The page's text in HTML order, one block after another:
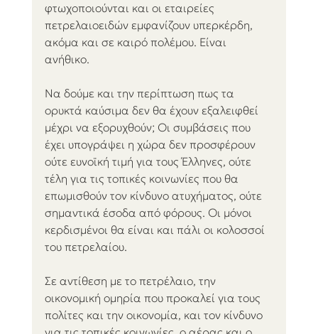
φτωχοποιούνται και οι εταιρείες
πετρελαιοειδών εμφανίζουν υπερκέρδη,
ακόμα και σε καιρό πολέμου. Είναι
ανήθικο.
Να δούμε και την περίπτωση πως τα
ορυκτά καύσιμα δεν θα έχουν εξαλειφθεί
μέχρι να εξορυχθούν; Οι συμβάσεις που
έχει υπογράψει η χώρα δεν προσφέρουν
ούτε ευνοϊκή τιμή για τους Έλληνες, ούτε
τέλη για τις τοπικές κοινωνίες που θα
επωμισθούν τον κίνδυνο ατυχήματος, ούτε
σημαντικά έσοδα από φόρους. Οι μόνοι
κερδισμένοι θα είναι και πάλι οι κολοσσοί
του πετρελαίου.
Σε αντίθεση με το πετρέλαιο, την
οικονομική ομηρία που προκαλεί για τους
πολίτες και την οικονομία, και τον κίνδυνο